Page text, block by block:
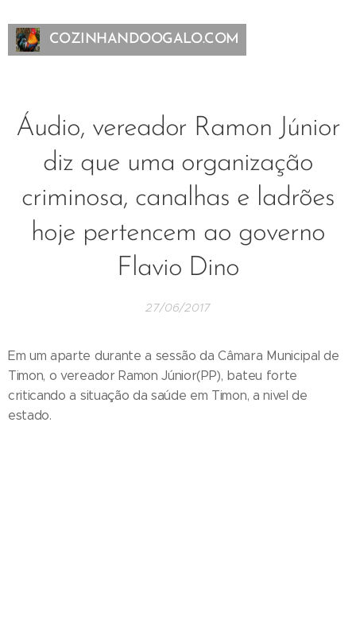
COZINHANDOOGALO.COM
Áudio, vereador Ramon Júnior
diz que uma organização
criminosa, canalhas e ladrões
hoje pertencem ao governo
Flavio Dino
27/06/2017
Em um aparte durante a sessão da Câmara Municipal de
Timon, o vereador Ramon Júnior(PP), bateu forte
criticando a situação da saúde em Timon, a nivel de
estado.